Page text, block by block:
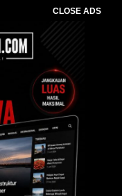
CLOSE ADS